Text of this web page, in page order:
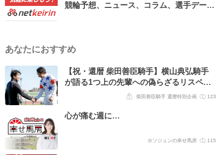
競輪予想、ニュース、コラム、選手データ
あなたにおすすめ
【祝・還暦 柴田善臣騎手】横山典弘騎手
が語る1つ上の先輩への偽らざるリスペク
ト「数少ない、自分と“馬の話ができる相
柴田善臣騎手 還暦特別企画 123
心が痛む週に…
ホソジュンの幸せ馬房 115